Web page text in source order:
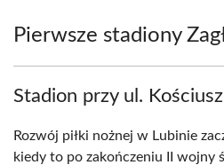
Pierwsze stadiony
Stadion przy ul.
Rozwój piłki nożnej w Lubinie
kiedy to po zakończeniu II wojny